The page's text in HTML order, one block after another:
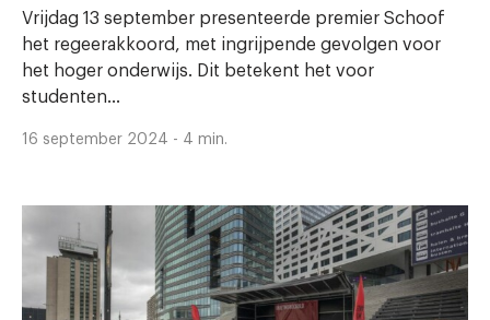
Vrijdag 13 september presenteerde premier Schoof
het regeerakkoord, met ingrijpende gevolgen voor
het hoger onderwijs. Dit betekent het voor
studenten...
16 september 2024 - 4 min.